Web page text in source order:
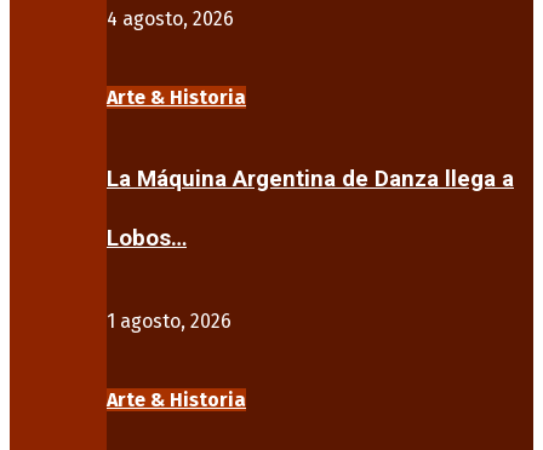
4 agosto, 2026
Arte & Historia
La Máquina Argentina de Danza llega a
Lobos…
1 agosto, 2026
Arte & Historia